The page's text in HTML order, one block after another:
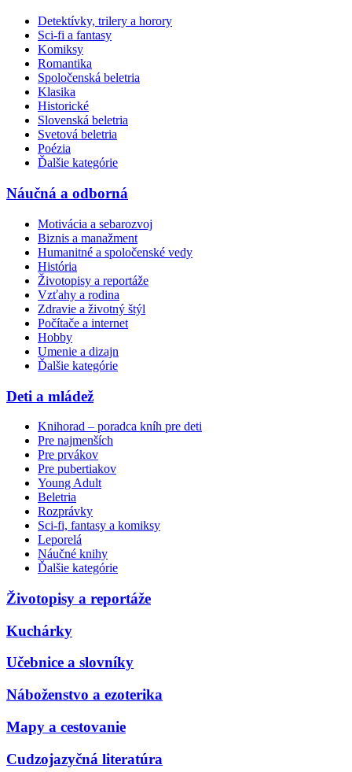
Detektívky, trilery a horory
Sci-fi a fantasy
Komiksy
Romantika
Spoločenská beletria
Klasika
Historické
Slovenská beletria
Svetová beletria
Poézia
Ďalšie kategórie
Náučná a odborná
Motivácia a sebarozvoj
Biznis a manažment
Humanitné a spoločenské vedy
História
Životopisy a reportáže
Vzťahy a rodina
Zdravie a životný štýl
Počítače a internet
Hobby
Umenie a dizajn
Ďalšie kategórie
Deti a mládež
Knihorad – poradca kníh pre deti
Pre najmenších
Pre prvákov
Pre pubertiakov
Young Adult
Beletria
Rozprávky
Sci-fi, fantasy a komiksy
Leporelá
Náučné knihy
Ďalšie kategórie
Životopisy a reportáže
Kuchárky
Učebnice a slovníky
Náboženstvo a ezoterika
Mapy a cestovanie
Cudzojazyčná literatúra